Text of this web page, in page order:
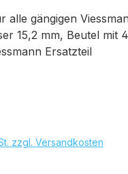
alle gängigen
15,2 mm, Beutel mit
Ersatzteil
zzgl. Versandkosten